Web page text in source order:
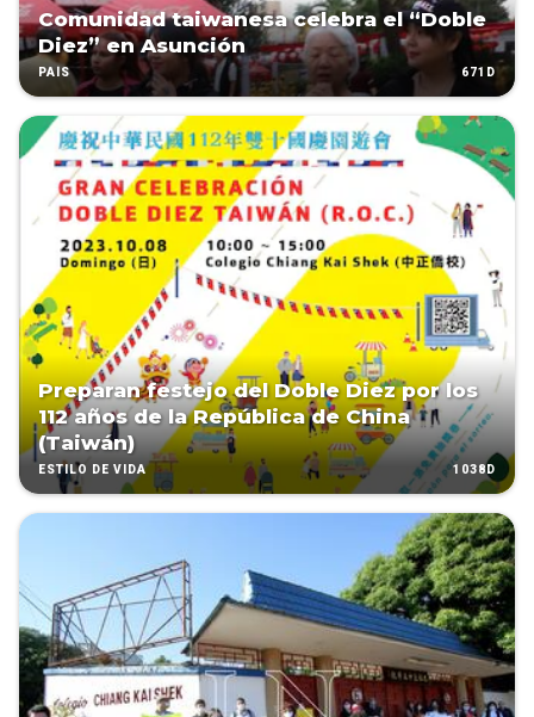
Comunidad taiwanesa celebra el “Doble
Diez” en Asunción
PAÍS 671D
Preparan festejo del Doble Diez por los
112 años de la República de China
(Taiwán)
ESTILO DE VIDA 1038D